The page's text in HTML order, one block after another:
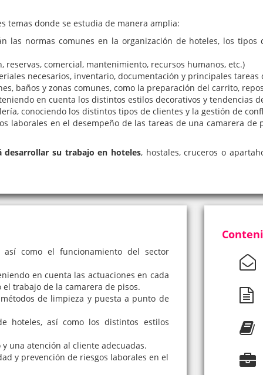
temas donde se estudia de manera amplia:
las normas comunes en la organización de hoteles, los
comercial, mantenimiento, recursos humanos, etc.)
necesarios, inventario, documentación y principales
baños y zonas comunes, como la preparación del carrito,
en cuenta los distintos estilos decorativos y tendencias
conociendo los distintos tipos de clientes y la gestión de
laborales en el desempeño de las tareas de una camarera
desarrollar su trabajo en hoteles, hostales, cruceros o
como el funcionamiento del sector
en cuenta las actuaciones en cada
trabajo de la camarera de pisos.
de limpieza y puesta a punto de
hoteles, así como los distintos estilos
una atención al cliente adecuadas.
y prevención de riesgos laborales en el